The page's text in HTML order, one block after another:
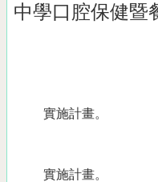
中學口腔保健暨
壹、依
一、本
實施計畫。
二
實施計畫。